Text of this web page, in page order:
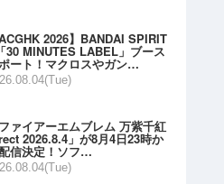
ACGHK 2026】BANDAI SPIRIT
30 MINUTES LABEL」ブース
ート！マクロスやガン…
ファイアーエムブレム 万紫千紅
2026.8.4」が8月4日23時か
信決定！ソフ…